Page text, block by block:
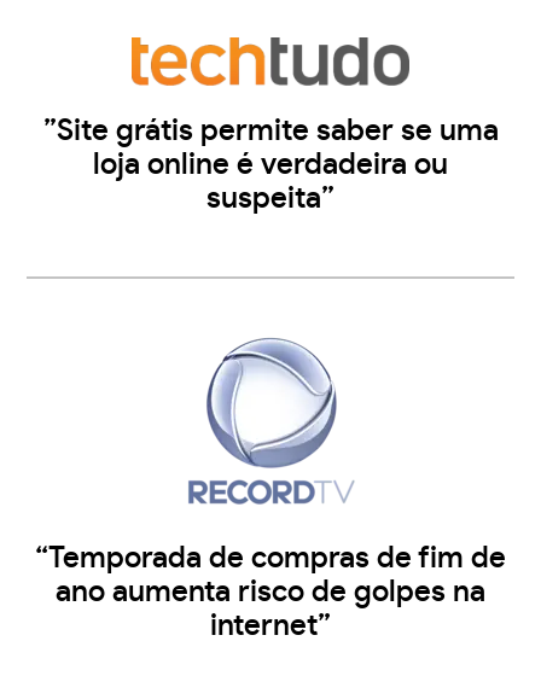
”Site grátis permite saber se uma
loja online é verdadeira ou
suspeita”
“Temporada de compras de fim de
ano aumenta risco de golpes na
internet”